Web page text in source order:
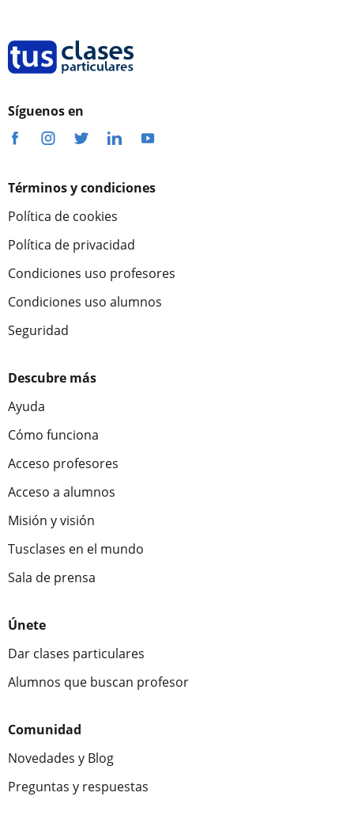
Síguenos en
Términos y condiciones
Política de cookies
Política de privacidad
Condiciones uso profesores
Condiciones uso alumnos
Seguridad
Descubre más
Ayuda
Cómo funciona
Acceso profesores
Acceso a alumnos
Misión y visión
Tusclases en el mundo
Sala de prensa
Únete
Dar clases particulares
Alumnos que buscan profesor
Comunidad
Novedades y Blog
Preguntas y respuestas